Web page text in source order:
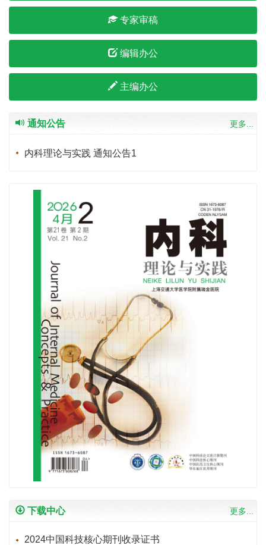
专家审稿
编辑办公
主编办公
通知公告 更多...
内科理论与实践 通知公告1
下载中心 更多...
2024中国科技核心期刊收录证书